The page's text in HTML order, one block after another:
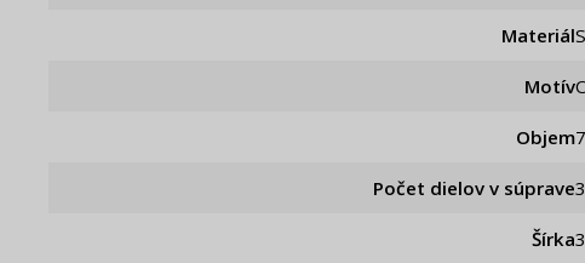
Materiál
Motív
Objem
Počet dielov v súprave
Šírka